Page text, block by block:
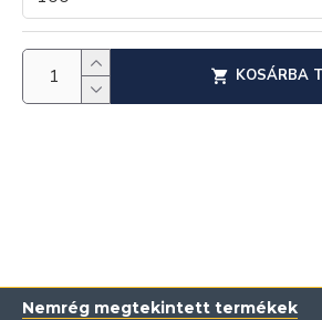
KOSÁRBA
Nemrég megtekintett termékek